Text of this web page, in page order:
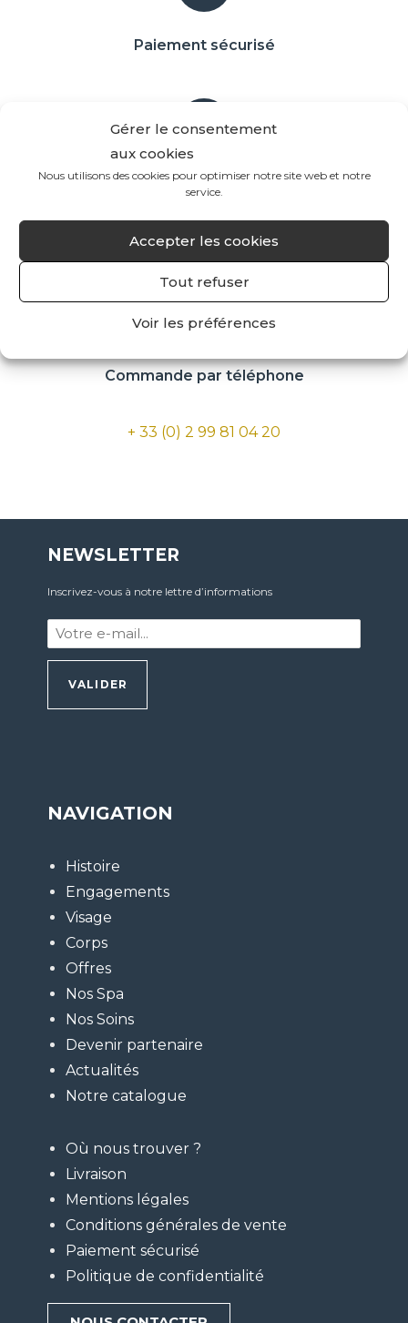
Gérer le consentement
aux cookies
Nous utilisons des cookies pour optimiser notre site web et notre
service.
Accepter les cookies
Tout refuser
Voir les préférences
Paiement sécurisé
Livraison gratuite *
(à partir de 60€ d'achat)
(*France métropolitaine et Belgique)
Commande par téléphone
+ 33 (0) 2 99 81 04 20
NEWSLETTER
Inscrivez-vous à notre lettre d’informations
Votre
mail
:
NAVIGATION
Histoire
Engagements
Visage
Corps
Offres
Nos Spa
Nos Soins
Devenir partenaire
Actualités
Notre catalogue
Où nous trouver ?
Livraison
Mentions légales
Conditions générales de vente
Paiement sécurisé
Politique de confidentialité